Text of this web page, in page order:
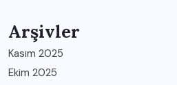
Arşivler
Kasım 2025
Ekim 2025